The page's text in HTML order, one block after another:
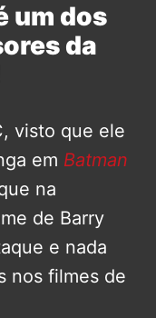
um dos
da
visto que ele
em Batman
na
de Barry
e nada
nos filmes de